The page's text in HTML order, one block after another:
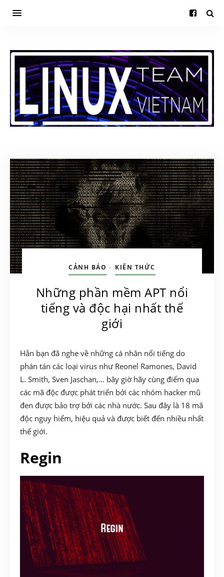
CẢNH BÁO • KIẾN THỨC
Những phần mềm APT nổi
tiếng và độc hại nhất thế
giới
Hẳn bạn đã nghe về những cá nhân nổi tiếng do
phán tán các loại virus như Reonel Ramones, David
L. Smith, Sven Jaschan,… bây giờ hãy cùng điểm qua
các mã độc được phát triển bởi các nhóm hacker mũ
đen được bảo trợ bởi các nhà nước. Sau đây là 18 mã
độc nguy hiểm, hiệu quả và được biết đến nhiều nhất
thế giới.
Regin